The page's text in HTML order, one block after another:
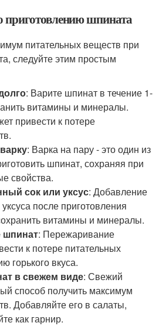
приготовлению шпината
питательных веществ при
следуйте этим простым
: Варите шпинат в течение 1-
витамины и минералы.
привести к потере
: Варка на пару - это один из
шпинат, сохраняя при
свойства.
сок или уксус: Добавление
после приготовления
витамины и минералы.
шпинат: Пережаривание
к потере питательных
горького вкуса.
в свежем виде: Свежий
способ получить максимум
Добавляйте его в салаты,
как гарнир.